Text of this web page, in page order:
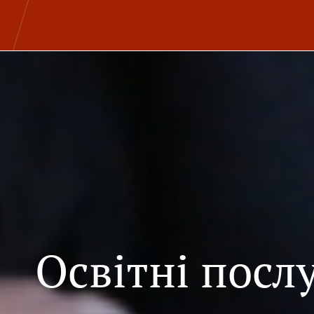
Освітні